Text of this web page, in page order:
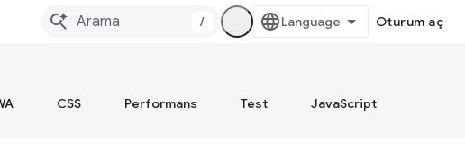
/ Oturum aç
CSS Performans Test JavaScript